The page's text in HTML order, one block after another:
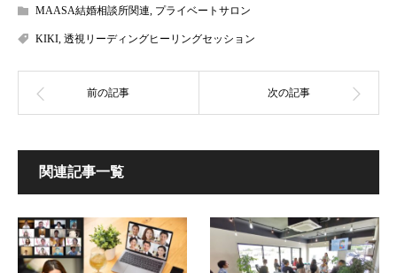
MAASA結婚相談所関連, プライベートサロン
KIKI, 透視リーディングヒーリングセッション
関連記事一覧